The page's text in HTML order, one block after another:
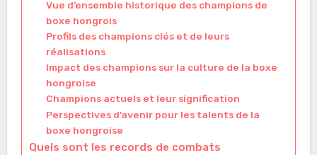
Vue d’ensemble historique des champions de
boxe hongrois
Profils des champions clés et de leurs
réalisations
Impact des champions sur la culture de la boxe
hongroise
Champions actuels et leur signification
Perspectives d’avenir pour les talents de la
boxe hongroise
Quels sont les records de combats